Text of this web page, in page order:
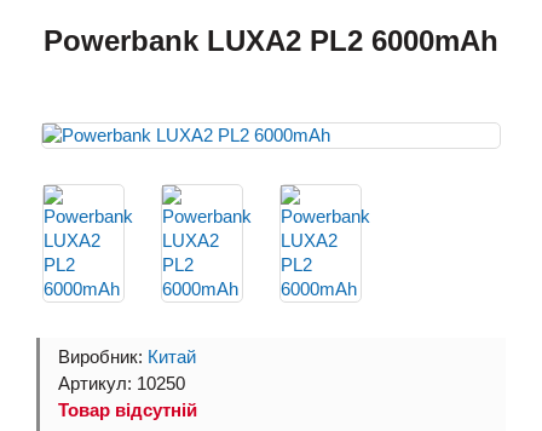
Powerbank LUXA2 PL2 6000mAh
Виробник: Китай
Артикул: 10250
Товар відсутній